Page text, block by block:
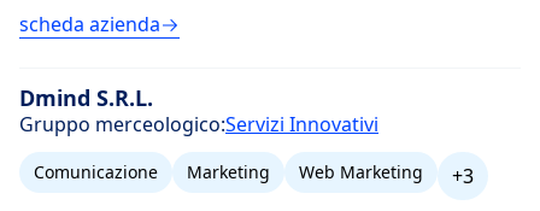
scheda azienda
Dmind S.R.L.
Gruppo merceologico:Servizi Innovativi
Comunicazione Marketing Web Marketing
+3